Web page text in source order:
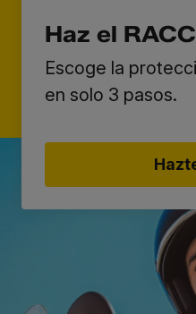
Haz el
Escoge la
en solo 3 pasos.